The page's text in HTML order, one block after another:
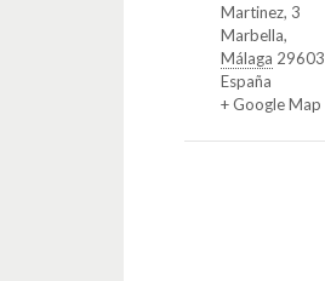
Martinez, 3
Marbella,
Málaga 29603
España
+ Google Map